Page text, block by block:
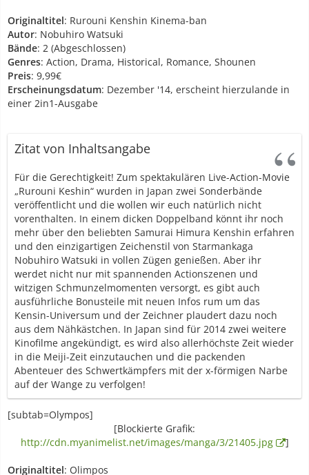
Originaltitel: Rurouni Kenshin Kinema-ban
Autor: Nobuhiro Watsuki
Bände: 2 (Abgeschlossen)
Genres: Action, Drama, Historical, Romance, Shounen
Preis: 9,99€
Erscheinungsdatum: Dezember '14, erscheint hierzulande in
einer 2in1-Ausgabe
Zitat von Inhaltsangabe
Für die Gerechtigkeit! Zum spektakulären Live-Action-Movie
„Rurouni Keshin“ wurden in Japan zwei Sonderbände
veröffentlicht und die wollen wir euch natürlich nicht
vorenthalten. In einem dicken Doppelband könnt ihr noch
mehr über den beliebten Samurai Himura Kenshin erfahren
und den einzigartigen Zeichenstil von Starmankaga
Nobuhiro Watsuki in vollen Zügen genießen. Aber ihr
werdet nicht nur mit spannenden Actionszenen und
witzigen Schmunzelmomenten versorgt, es gibt auch
ausführliche Bonusteile mit neuen Infos rum um das
Kensin-Universum und der Zeichner plaudert dazu noch
aus dem Nähkästchen. In Japan sind für 2014 zwei weitere
Kinofilme angekündigt, es wird also allerhöchste Zeit wieder
in die Meiji-Zeit einzutauchen und die packenden
Abenteuer des Schwertkämpfers mit der x-förmigen Narbe
auf der Wange zu verfolgen!
[subtab=Olympos]
[Blockierte Grafik:
http://cdn.myanimelist.net/images/manga/3/21405.jpg
]
Originaltitel: Olimpos